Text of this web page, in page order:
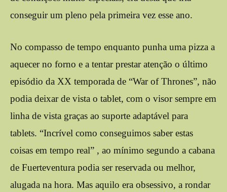
conseguir um pleno pela primeira vez esse ano.
No compasso de tempo enquanto punha uma pizza a
aquecer no forno e a tentar prestar atenção o último
episódio da XX temporada de “War of Thrones”, não
podia deixar de vista o tablet, com o visor sempre em
linha de vista graças ao suporte adaptável para
tablets. “Incrível como conseguimos saber estas
coisas em tempo real” , ao mínimo segundo a cabana
de Fuerteventura podia ser reservada ou melhor,
alugada na hora. Mas aquilo era obsessivo, a rondar